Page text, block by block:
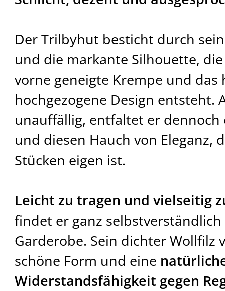
Der Trilbyhut besticht durch
und die markante Silhouette,
vorne geneigte Krempe und das
hochgezogene Design entsteht.
unauffällig, entfaltet er dennoch
und diesen Hauch von Eleganz,
Stücken eigen ist.
Leicht zu tragen und vielseitig
findet er ganz
Garderobe. Sein dichter Wollfilz
schöne Form und eine
Widerstandsfähigkeit gegen